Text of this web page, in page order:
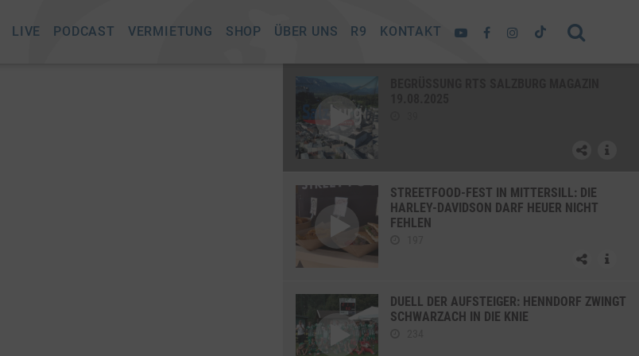
LIVE PODCAST VERMIETUNG SHOP ÜBER UNS R9 KONTAKT
STREETFOOD-FEST IN MITTERSILL: DIE
HARLEY-DAVIDSON DARF HEUER NICHT
FEHLEN
DUELL DER AUFSTEIGER: HENNDORF ZWINGT
SCHWARZACH IN DIE KNIE